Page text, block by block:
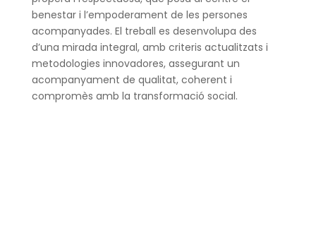
benestar i l’empoderament de les persones
acompanyades. El treball es desenvolupa des
d’una mirada integral, amb criteris actualitzats i
metodologies innovadores, assegurant un
acompanyament de qualitat, coherent i
compromès amb la transformació social.